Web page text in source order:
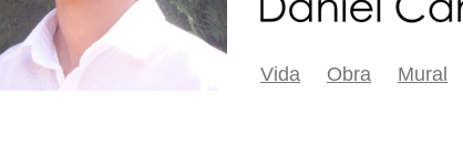
Vida Obra Mural